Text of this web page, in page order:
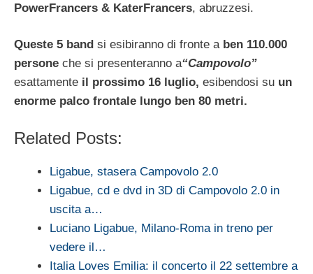
PowerFrancers & KaterFrancers, abruzzesi.
Queste 5 band si esibiranno di fronte a ben 110.000
persone che si presenteranno a“Campovolo”
esattamente il prossimo 16 luglio, esibendosi su un
enorme palco frontale lungo ben 80 metri.
Related Posts:
Ligabue, stasera Campovolo 2.0
Ligabue, cd e dvd in 3D di Campovolo 2.0 in
uscita a…
Luciano Ligabue, Milano-Roma in treno per
vedere il…
Italia Loves Emilia: il concerto il 22 settembre a